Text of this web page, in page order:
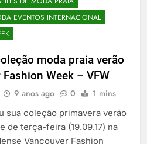
EVENTOS INTERNACIONAL
moda praia verão
Week – VFW
9 anos ago 0 1 mins
sua coleção primavera verão
de terça-feira (19.09.17) na
Vancouver Fashion